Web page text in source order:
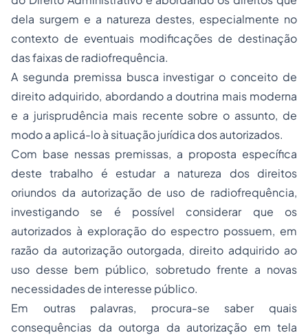
dela surgem e a natureza destes, especialmente no
contexto de eventuais modificações de destinação
das faixas de radiofrequência.
A segunda premissa busca investigar o conceito de
direito adquirido, abordando a doutrina mais moderna
e a jurisprudência mais recente sobre o assunto, de
modo a aplicá-lo à situação jurídica dos autorizados.
Com base nessas premissas, a proposta específica
deste trabalho é estudar a natureza dos direitos
oriundos da autorização de uso de radiofrequência,
investigando se é possível considerar que os
autorizados à exploração do espectro possuem, em
razão da autorização outorgada, direito adquirido ao
uso desse bem público, sobretudo frente a novas
necessidades de interesse público.
Em outras palavras, procura-se saber quais
consequências da outorga da autorização em tela